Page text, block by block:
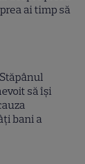
ai timp să
să își
bani a